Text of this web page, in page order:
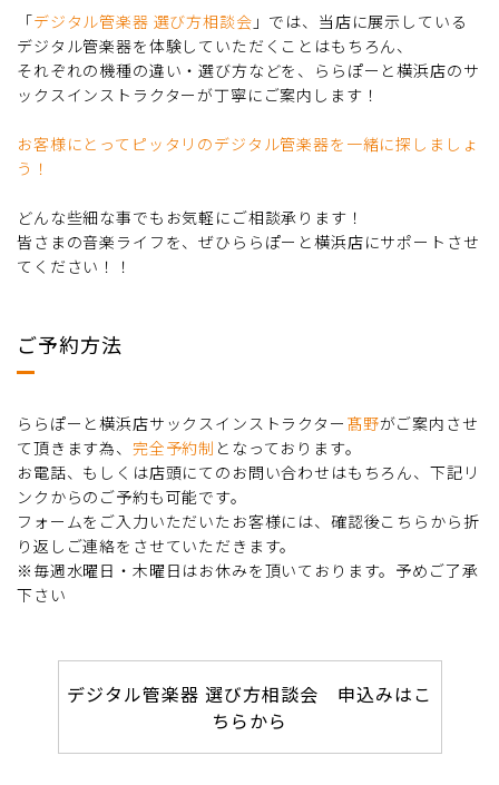
「デジタル管楽器 選び方相談会 」では、当店に展示している
デジタル管楽器を体験していただくことはもちろん、
それぞれの機種の違い・選び方などを、ららぽーと横浜店のサ
ックスインストラクターが丁寧にご案内します！
お客様にとってピッタリのデジタル管楽器を一緒に探しましょ
う！
どんな些細な事でもお気軽にご相談承ります！
皆さまの音楽ライフを、ぜひららぽーと横浜店にサポートさせ
てください！！
ご予約方法
ららぽーと横浜店サックスインストラクター 髙野がご案内させ
て頂きます為、 完全予約制 となっております。
お電話、もしくは店頭にてのお問い合わせはもちろん、下記リ
ンクからのご予約も可能です。
フォームをご入力いただいたお客様には、確認後こちらから折
り返しご連絡をさせていただきます。
※毎週水曜日・木曜日はお休みを頂いております。予めご了承
下さい
デジタル管楽器 選び方相談会 申込みはこ
ちらから